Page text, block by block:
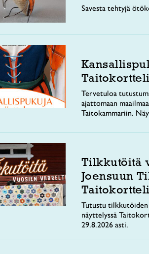
Savesta tehtyjä
Tervetuloa
ajattomaan
Taitokammariin.
Tilkkutöitä
Joensuun
Tutustu tilkkutöiden
näyttelyssä
29.8.2026 asti.